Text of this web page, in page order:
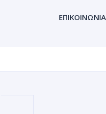
ΕΠΙΚΟΙΝΩΝΙΑ